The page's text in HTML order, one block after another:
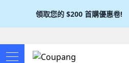
領取您的 $200 首購優惠卷!